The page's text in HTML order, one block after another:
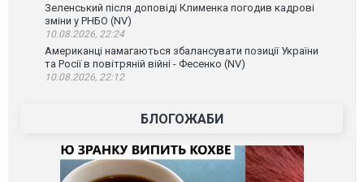
Зеленський після доповіді Клименка погодив кадрові
зміни у РНБО (NV)
10.08.2026, 22:24
Американці намагаються збалансувати позиції України
та Росії в повітряній війні - Фесенко (NV)
10.08.2026, 22:12
БЛОГОЖАБИ